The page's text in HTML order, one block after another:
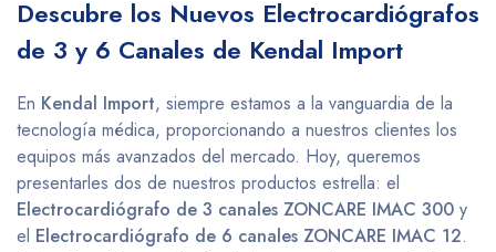
Descubre los Nuevos Electrocardiógrafos
de 3 y 6 Canales de Kendal Import
En Kendal Import, siempre estamos a la vanguardia de la
tecnología médica, proporcionando a nuestros clientes los
equipos más avanzados del mercado. Hoy, queremos
presentarles dos de nuestros productos estrella: el
Electrocardiógrafo de 3 canales ZONCARE IMAC 300 y
el Electrocardiógrafo de 6 canales ZONCARE IMAC 12.